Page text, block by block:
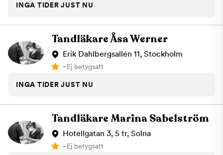
INGA TIDER JUST NU
Tandläkare Åsa Werner
Erik Dahlbergsallén 11, Stockholm
-Ej betygsatt
INGA TIDER JUST NU
Tandläkare Marina Sabelström
Hotellgatan 3, 5 tr, Solna
-Ej betygsatt